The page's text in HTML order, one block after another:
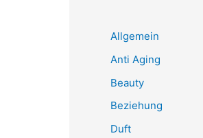
Allgemein
Anti Aging
Beauty
Beziehung
Duft